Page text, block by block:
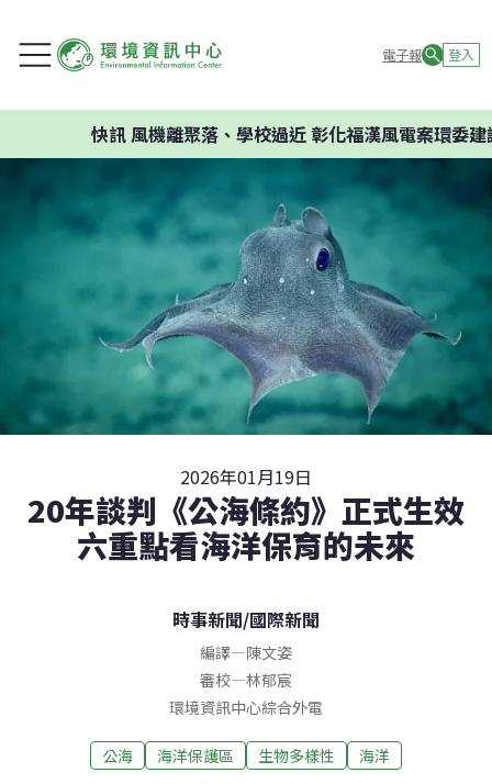
電子報 登入
快訊風機離聚落、學校過近 彰化福漢風電案環委建議不
2026年01月19日
20年談判《公海條約》正式生效
六重點看海洋保育的未來
時事新聞/國際新聞
編譯—陳文姿
審校—林郁宸
環境資訊中心綜合外電
公海 海洋保護區 生物多樣性 海洋